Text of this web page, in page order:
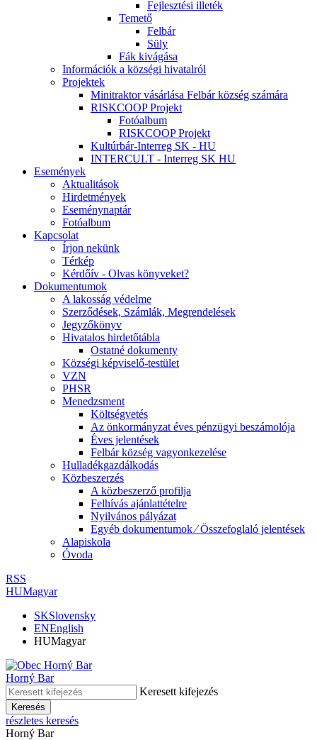
Fejlesztési illeték
Temető
Felbár
Süly
Fák kivágása
Információk a községi hivatalról
Projektek
Minitraktor vásárlása Felbár község számára
RISKCOOP Projekt
Fotóalbum
RISKCOOP Projekt
Kultúrbár-Interreg SK - HU
INTERCULT - Interreg SK HU
Események
Aktualitások
Hirdetmények
Eseménynaptár
Fotóalbum
Kapcsolat
Írjon nekünk
Térkép
Kérdőív - Olvas könyveket?
Dokumentumok
A lakosság védelme
Szerződések, Számlák, Megrendelések
Jegyzőkönyv
Hivatalos hirdetőtábla
Ostatné dokumenty
Községi képviselő-testület
VZN
PHSR
Menedzsment
Költségvetés
Az önkormányzat éves pénzügyi beszámolója
Éves jelentések
Felbár község vagyonkezelése
Hulladékgazdálkodás
Közbeszerzés
A közbeszerző profilja
Felhívás ajánlattételre
Nyilvános pályázat
Egyéb dokumentumok ⁄ Összefoglaló jelentések
Alapiskola
Óvoda
RSS
HUMagyar
SKSlovensky
ENEnglish
HUMagyar
Horný Bar
Keresett kifejezés
Keresés
részletes keresés
Horný Bar